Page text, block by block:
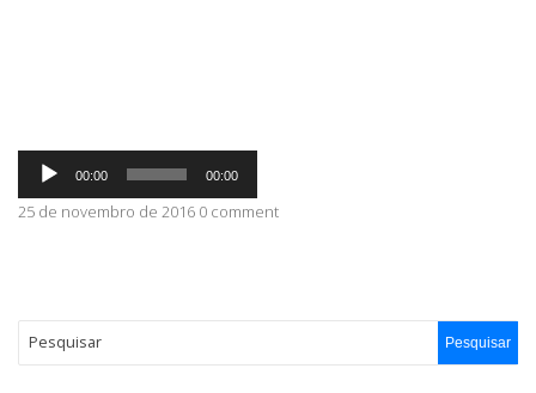
CONTATO
Tocador
áudio
00:00 00:00
25 de novembro de 2016 0 comment